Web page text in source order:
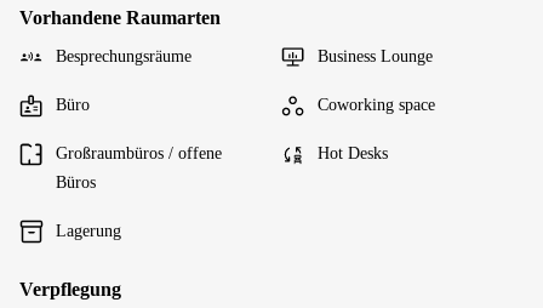
Vorhandene Raumarten
Besprechungsräume Business Lounge
Büro Coworking space
Großraumbüros / offene
Büros
Hot Desks
Lagerung
Verpflegung